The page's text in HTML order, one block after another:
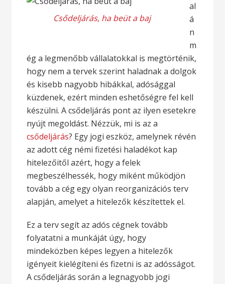
Csődeljárás, ha beüt a baj
al
á
n
m
ég a legmenőbb vállalatokkal is megtörténik,
hogy nem a tervek szerint haladnak a dolgok
és kisebb nagyobb hibákkal, adósággal
küzdenek, ezért minden eshetőségre fel kell
készülni. A csődeljárás pont az ilyen esetekre
nyújt megoldást. Nézzük, mi is az a
csődeljárás? Egy jogi eszköz, amelynek révén
az adott cég némi fizetési haladékot kap
hitelezőitől azért, hogy a felek
megbeszélhessék, hogy miként működjön
tovább a cég egy olyan reorganizációs terv
alapján, amelyet a hitelezők készítettek el.
Ez a terv segít az adós cégnek tovább
folyatatni a munkáját úgy, hogy
mindeközben képes legyen a hitelezők
igényeit kielégíteni és fizetni is az adósságot.
A csődeljárás során a legnagyobb jogi